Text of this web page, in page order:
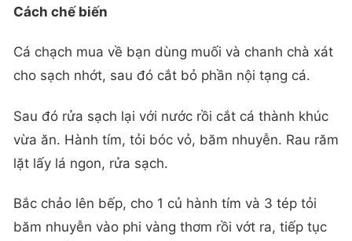
Cách chế biến
Cá chạch mua về bạn dùng muối và chanh chà xát
cho sạch nhớt, sau đó cắt bỏ phần nội tạng cá.
Sau đó rửa sạch lại với nước rồi cắt cá thành khúc
vừa ăn. Hành tím, tỏi bóc vỏ, băm nhuyễn. Rau răm
lặt lấy lá ngon, rửa sạch.
Bắc chảo lên bếp, cho 1 củ hành tím và 3 tép tỏi
băm nhuyễn vào phi vàng thơm rồi vớt ra, tiếp tục